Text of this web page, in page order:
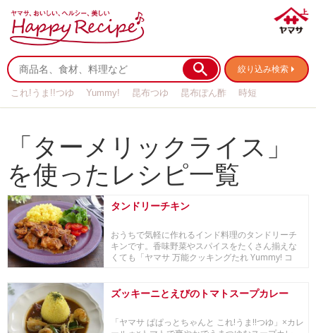
絞り込み検索
これ!うま!!つゆ Yummy! 昆布つゆ 昆布ぽん酢
時短
「ターメリックライス」
を使ったレシピ一覧
タンドリーチキン
おうちで気軽に作れるインド料理のタンドリーチ
キンです。香味野菜やスパイスをたくさん揃えな
くても「ヤマサ 万能クッキングたれ Yummy! コ
ズッキーニとえびのトマトスープカレー
「ヤマサ ぱぱっとちゃんと これ!うま!!つゆ」×カレ